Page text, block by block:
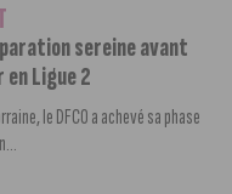
sereine avant
Ligue 2
le DFCO a achevé sa phase